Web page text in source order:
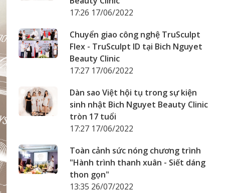
17:26 17/06/2022
Chuyển giao công nghệ TruSculpt
Flex - TruSculpt ID tại Bich Nguyet
Beauty Clinic
17:27 17/06/2022
Dàn sao Việt hội tụ trong sự kiện
sinh nhật Bich Nguyet Beauty Clinic
tròn 17 tuổi
17:27 17/06/2022
Toàn cảnh sức nóng chương trình
"Hành trình thanh xuân - Siết dáng
thon gọn"
13:35 26/07/2022